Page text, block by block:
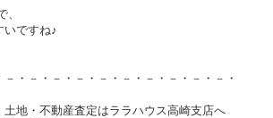
ですね♪
－・－・－・－・－・－・－・－・－・－・
地・不動産査定はララハウス高崎支店へ